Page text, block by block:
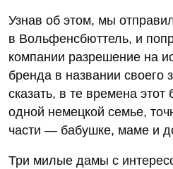
Узнав об этом, мы
в Вольфенсбюттель, и
компании разрешение на
бренда в названии своего
сказать, в те времена
одной немецкой семье,
части — бабушке, маме и
Три милые дамы с